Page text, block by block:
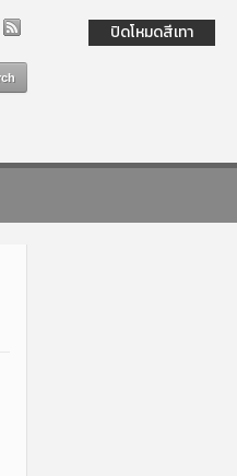
ปิดโหมดสีเทา